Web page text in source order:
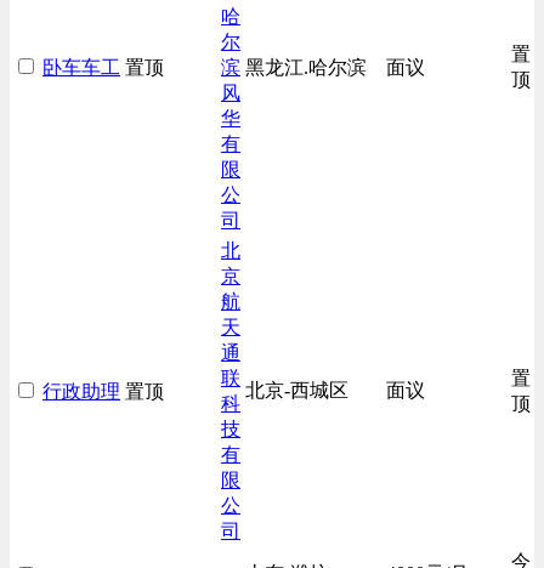
卧车车工 置顶
哈
尔
滨
风
华
有
限
公
司
黑龙江.哈尔滨 面议
置
顶
行政助理 置顶
北
京
航
天
通
联
科
技
有
限
公
司
北京-西城区 面议
置
顶
今